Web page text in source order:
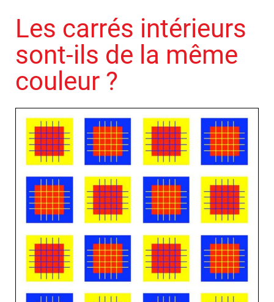
Les carrés intérieurs
sont-ils de la même
couleur ?